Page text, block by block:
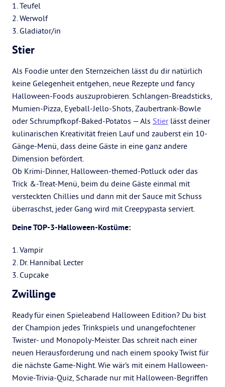
1. Teufel
2. Werwolf
3. Gladiator/in
Stier
Als Foodie unter den Sternzeichen lässt du dir natürlich
keine Gelegenheit entgehen, neue Rezepte und fancy
Halloween-Foods auszuprobieren. Schlangen-Breadsticks,
Mumien-Pizza, Eyeball-Jello-Shots, Zaubertrank-Bowle
oder Schrumpfkopf-Baked-Potatos — Als Stierlässt deiner
kulinarischen Kreativität freien Lauf und zauberst ein 10-
Gänge-Menü, dass deine Gäste in eine ganz andere
Dimension befördert.
Ob Krimi-Dinner, Halloween-themed-Potluck oder das
Trick &-Treat-Menü, beim du deine Gäste einmal mit
versteckten Chillies und dann mit der Sauce mit Schuss
überraschst, jeder Gang wird mit Creepypasta serviert.
Deine TOP-3-Halloween-Kostüme:
1. Vampir
2. Dr. Hannibal Lecter
3. Cupcake
Zwillinge
Ready für einen Spieleabend Halloween Edition? Du bist
der Champion jedes Trinkspiels und unangefochtener
Twister- und Monopoly-Meister. Das schreit nach einer
neuen Herausforderung und nach einem spooky Twist für
die nächste Game-Night. Wie wär’s mit einem Halloween-
Movie-Trivia-Quiz, Scharade nur mit Halloween-Begriffen